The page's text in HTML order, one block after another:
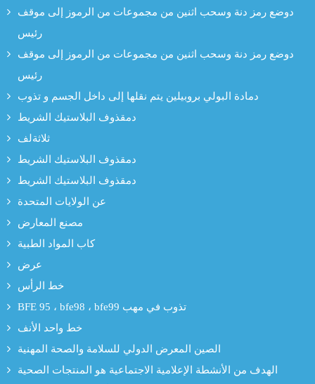
دوضع رمز دنة وسحب اثنين من مجموعات من الرموز إلى موقف
رئيس
دوضع رمز دنة وسحب اثنين من مجموعات من الرموز إلى موقف
رئيس
دمادة البولي بروبيلين يتم نقلها إلى داخل الجسم و تذوب
دمقذوف البلاستيك الشريط
ثلاثةلف
دمقذوف البلاستيك الشريط
دمقذوف البلاستيك الشريط
عن الولايات المتحدة
مصنع المعارض
كاب المواد الطبية
عرض
خط الرأس
BFE 95 ، bfe98 ، bfe99 تذوب في مهب
خط واحد الأنف
الصين المعرض الدولي للسلامة والصحة المهنية
الهدف من الأنشطة الإعلامية الاجتماعية هو المنتجات الصحية